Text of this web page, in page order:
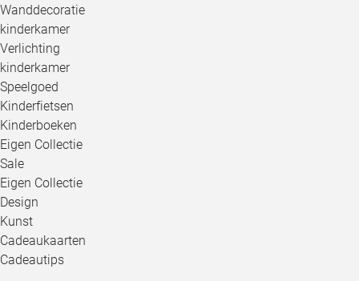
Wanddecoratie
kinderkamer
Verlichting
kinderkamer
Speelgoed
Kinderfietsen
Kinderboeken
Eigen Collectie
Sale
Eigen Collectie
Design
Kunst
Cadeaukaarten
Cadeautips